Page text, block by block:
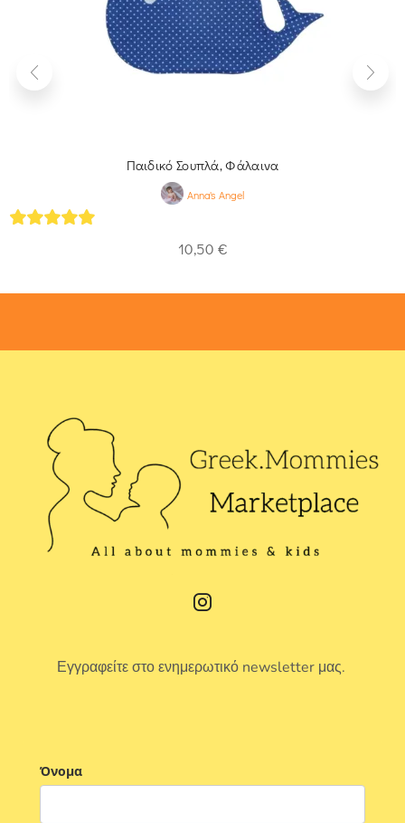
Παιδικό Σουπλά, Φάλαινα
Anna's Angel
10,50 €
Εγγραφείτε στο ενημερωτικό newsletter μας.
Όνομα